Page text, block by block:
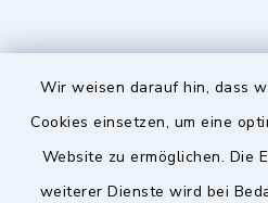
Wir weisen darauf hin, dass
Cookies einsetzen, um eine
Website zu ermöglichen. Die
weiterer Dienste wird bei
Sicherer